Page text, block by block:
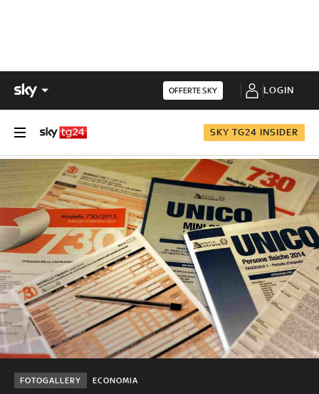
OFFERTE SKY LOGIN
SKY TG24 INSIDER
ECONOMIA
FOTOGALLERY